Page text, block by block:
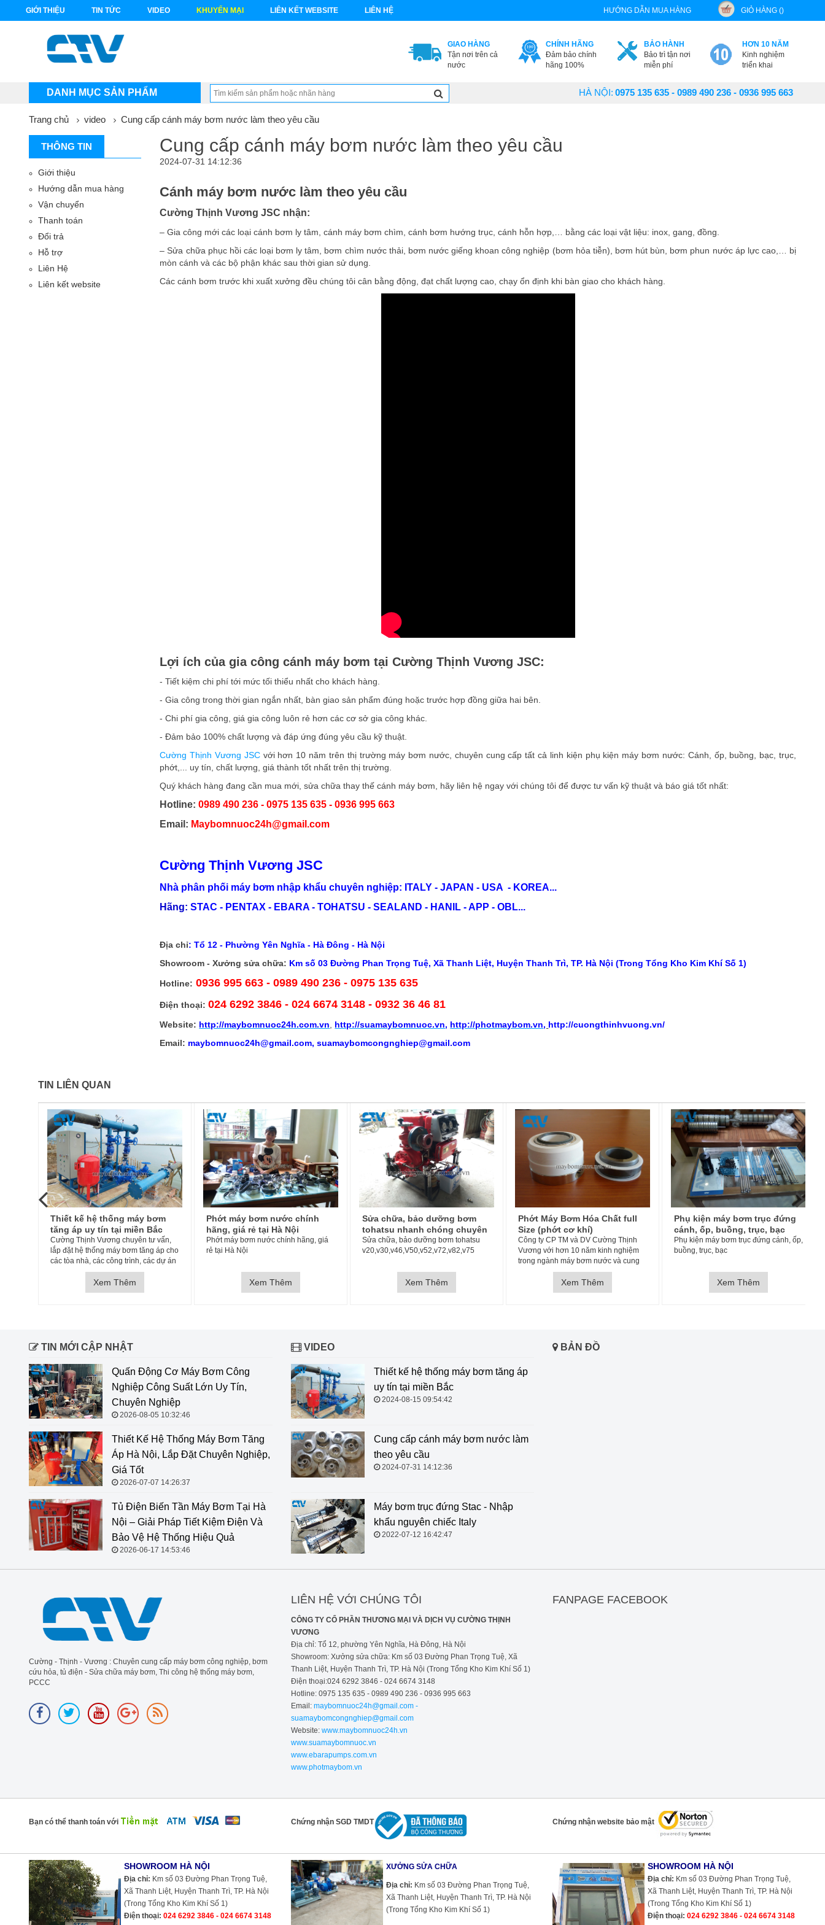
GIỚI THIỆU TIN TỨC VIDEO KHUYẾN MẠI LIÊN KẾT WEBSITE LIÊN HỆ HƯỚNG DẪN MUA HÀNG GIỎ HÀNG ()
GIAO HÀNG
Tận nơi trên cả
nước
CHÍNH HÃNG
Đảm bảo chính
hãng 100%
BẢO HÀNH
Bảo trì tận nơi
miễn phí
HƠN 10 NĂM
Kinh nghiệm
triển khai
DANH MỤC SẢN PHẨM HÀ NỘI: 0975 135 635 - 0989 490 236 - 0936 995 663
Trang chủ video Cung cấp cánh máy bơm nước làm theo yêu cầu
THÔNG TIN
Giới thiệu
Hướng dẫn mua hàng
Vận chuyển
Thanh toán
Đổi trả
Hỗ trợ
Liên Hệ
Liên kết website
Cung cấp cánh máy bơm nước làm theo yêu cầu
2024-07-31 14:12:36
Cánh máy bơm nước làm theo yêu cầu
Cường Thịnh Vương JSC nhận:
– Gia công mới các loại cánh bơm ly tâm, cánh máy bơm chìm, cánh bơm hướng trục, cánh hỗn hợp,… bằng các loại vật liệu: inox, gang, đồng.
– Sửa chữa phục hồi các loại bơm ly tâm, bơm chìm nước thải, bơm nước giếng khoan công nghiệp (bơm hỏa tiễn), bơm hút bùn, bơm phun nước áp lực cao,… bị
mòn cánh và các bộ phận khác sau thời gian sử dụng.
Các cánh bơm trước khi xuất xưởng đều chúng tôi cân bằng động, đạt chất lượng cao, chạy ổn định khi bàn giao cho khách hàng.
Lợi ích của gia công cánh máy bơm tại Cường Thịnh Vương JSC:
- Tiết kiệm chi phí tới mức tối thiểu nhất cho khách hàng.
- Gia công trong thời gian ngắn nhất, bàn giao sản phẩm đúng hoặc trước hợp đồng giữa hai bên.
- Chi phí gia công, giá gia công luôn rẻ hơn các cơ sở gia công khác.
- Đảm bảo 100% chất lượng và đáp ứng đúng yêu cầu kỹ thuật.
Cường Thịnh Vương JSCvới hơn 10 năm trên thị trường máy bơm nước, chuyên cung cấp tất cả linh kiện phụ kiện máy bơm nước: Cánh, ốp, buồng, bạc, trục,
phớt,... uy tín, chất lượng, giá thành tốt nhất trên thị trường.
Quý khách hàng đang cần mua mới, sửa chữa thay thế cánh máy bơm, hãy liên hệ ngay với chúng tôi để được tư vấn kỹ thuật và báo giá tốt nhất:
Hotline:0989 490 236 - 0975 135 635 - 0936 995 663
Email: Maybomnuoc24h@gmail.com
Cường Thịnh Vương JSC
Nhà phân phối máy bơm nhập khẩu chuyên nghiệp: ITALY - JAPAN - USA - KOREA...
Hãng: STAC - PENTAX - EBARA - TOHATSU - SEALAND - HANIL - APP - OBL...
Địa chỉ: Tổ 12 - Phường Yên Nghĩa - Hà Đông - Hà Nội
Showroom - Xưởng sửa chữa: Km số 03 Đường Phan Trọng Tuệ, Xã Thanh Liệt, Huyện Thanh Trì, TP. Hà Nội (Trong Tổng Kho Kim Khí Số 1)
Hotline: 0936 995 663 - 0989 490 236 - 0975 135 635
Điện thoại: 024 6292 3846 - 024 6674 3148 - 0932 36 46 81
Website: http://maybomnuoc24h.com.vn http://suamaybomnuoc.vn, http://photmaybom.vn, http://cuongthinhvuong.vn/
Email: maybomnuoc24h@gmail.com, suamaybomcongnghiep@gmail.com
TIN LIÊN QUAN
Phớt máy bơm nước chính
hãng, giá rẻ tại Hà Nội
Phớt máy bơm nước chính hãng, giá
rẻ tại Hà Nội
Xem Thêm
Sửa chữa, bảo dưỡng bơm
tohatsu nhanh chóng chuyên
nghiệp
Sửa chữa, bảo dưỡng bơm tohatsu
v20,v30,v46,V50,v52,v72,v82,v75
Xem Thêm
Phớt Máy Bơm Hóa Chất full
Size (phớt cơ khí)
Công ty CP TM và DV Cường Thịnh
Vương với hơn 10 năm kinh nghiệm
cấp phụ tùng máy bơm, chúng tôi
cung cấp các loại phớt máy bơm chính
hãng: Phớt bơm công nghiệp, phớt cơ
Xem Thêm
Phụ kiện máy bơm trục đứng
cánh, ốp, buồng, trục, bạc
Phụ kiện máy bơm trục đứng cánh, ốp,
buồng, trục, bạc
Xem Thêm
Máy bơm trục đứng Stac -
Nhập khẩu nguyên chiếc Italy
Công ty CP TM & DV Cường Thịnh
Vương chuyên cung cấp và phân phối
hiệu STAC – ITALY. Máy bơm Stac Italy
mới 100% nhập khẩu nguyên đai
nguyên kiện giấy tờ CO, CQ đầy đủ
Xem Thêm
TIN MỚI CẬP NHẬT
Quấn Động Cơ Máy Bơm Công
Nghiệp Công Suất Lớn Uy Tín,
Chuyên Nghiệp
2026-08-05 10:32:46
Thiết Kế Hệ Thống Máy Bơm Tăng
Áp Hà Nội, Lắp Đặt Chuyên Nghiệp,
Giá Tốt
2026-07-07 14:26:37
Tủ Điện Biến Tần Máy Bơm Tại Hà
Nội – Giải Pháp Tiết Kiệm Điện Và
Bảo Vệ Hệ Thống Hiệu Quả
2026-06-17 14:53:46
VIDEO
Thiết kế hệ thống máy bơm tăng áp
uy tín tại miền Bắc
2024-08-15 09:54:42
Cung cấp cánh máy bơm nước làm
theo yêu cầu
2024-07-31 14:12:36
Máy bơm trục đứng Stac - Nhập
khẩu nguyên chiếc Italy
2022-07-12 16:42:47
BẢN ĐỒ
Cường - Thịnh - Vương : Chuyên cung cấp máy bơm công nghiệp, bơm
cứu hỏa, tủ điện - Sửa chữa máy bơm, Thi công hệ thống máy bơm,
PCCC
LIÊN HỆ VỚI CHÚNG TÔI
CÔNG TY CỔ PHẦN THƯƠNG MẠI VÀ DỊCH VỤ CƯỜNG THỊNH
VƯƠNG
Địa chỉ: Tổ 12, phường Yên Nghĩa, Hà Đông, Hà Nội
Showroom: Xưởng sửa chữa: Km số 03 Đường Phan Trọng Tuệ, Xã
Thanh Liệt, Huyện Thanh Trì, TP. Hà Nội (Trong Tổng Kho Kim Khí Số 1)
Điện thoại:024 6292 3846 - 024 6674 3148
Hotline: 0975 135 635 - 0989 490 236 - 0936 995 663
Email: maybomnuoc24h@gmail.com -
suamaybomcongnghiep@gmail.com
Website:www.maybomnuoc24h.vn
www.suamaybomnuoc.vn
www.ebarapumps.com.vn
www.photmaybom.vn
FANPAGE FACEBOOK
Bạn có thể thanh toán với Chứng nhận SGD TMDT Chứng nhận website bảo mật
SHOWROOM HÀ NỘI
Địa chỉ: Km số 03 Đường Phan Trọng Tuệ,
Xã Thanh Liệt, Huyện Thanh Trì, TP. Hà Nội
(Trong Tổng Kho Kim Khí Số 1)
Điện thoại: 024 6292 3846 - 024 6674 3148
XƯỞNG SỬA CHỮA
Địa chỉ: Km số 03 Đường Phan Trọng Tuệ,
Xã Thanh Liệt, Huyện Thanh Trì, TP. Hà Nội
(Trong Tổng Kho Kim Khí Số 1)
SHOWROOM HÀ NỘI
Địa chỉ: Km số 03 Đường Phan Trọng Tuệ,
Xã Thanh Liệt, Huyện Thanh Trì, TP. Hà Nội
(Trong Tổng Kho Kim Khí Số 1)
Điện thoại: 024 6292 3846 - 024 6674 3148